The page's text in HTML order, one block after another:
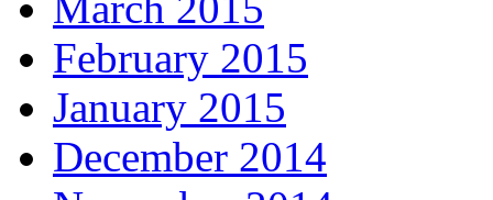
February 2015
January 2015
December 2014